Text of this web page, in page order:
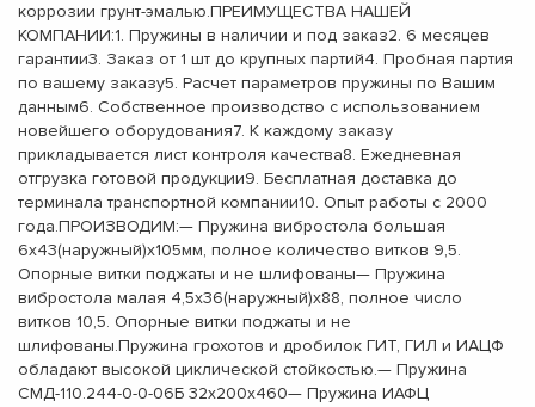
коррозии грунт-эмалью.ПРЕИМУЩЕСТВА НАШЕЙ
КОМПАНИИ:1. Пружины в наличии и под заказ2. 6 месяцев
гарантии3. Заказ от 1 шт до крупных партий4. Пробная партия
по вашему заказу5. Расчет параметров пружины по Вашим
данным6. Собственное производство с использованием
новейшего оборудования7. К каждому заказу
прикладывается лист контроля качества8. Ежедневная
отгрузка готовой продукции9. Бесплатная доставка до
терминала транспортной компании10. Опыт работы с 2000
года.ПРОИЗВОДИМ:— Пружина вибростола большая
6х43(наружный)х105мм, полное количество витков 9,5.
Опорные витки поджаты и не шлифованы— Пружина
вибростола малая 4,5х36(наружный)х88, полное число
витков 10,5. Опорные витки поджаты и не
шлифованы.Пружина грохотов и дробилок ГИТ, ГИЛ и ИАЦФ
обладают высокой циклической стойкостью.— Пружина
СМД-110.244-0-0-06Б 32х200х460— Пружина ИАФЦ